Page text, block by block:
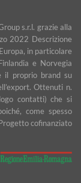
s.r.l. grazie alla
2022 Descrizione
in particolare
e Norvegia
il proprio brand su
Ottenuti n.
contatti) che si
come spesso
cofinanziato